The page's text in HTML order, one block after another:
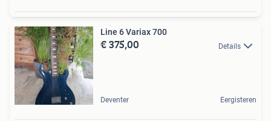
Line 6 Variax 700
€ 375,00 Details
Deventer Eergisteren